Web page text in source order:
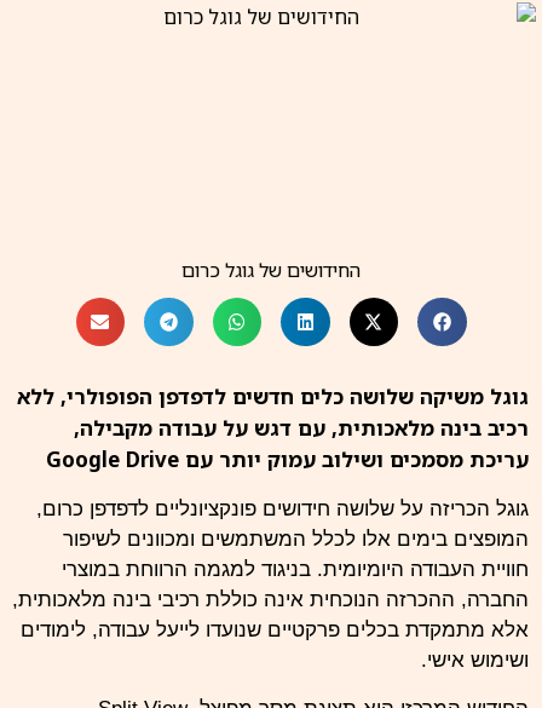
החידושים של גוגל כרום
גוגל משיקה שלושה כלים חדשים לדפדפן הפופולרי, ללא
רכיב בינה מלאכותית, עם דגש על עבודה מקבילה,
עריכת מסמכים ושילוב עמוק יותר עם Google Drive
גוגל הכריזה על שלושה חידושים פונקציונליים לדפדפן כרום,
המופצים בימים אלו לכלל המשתמשים ומכוונים לשיפור
חוויית העבודה היומיומית. בניגוד למגמה הרווחת במוצרי
החברה, ההכרזה הנוכחית אינה כוללת רכיבי בינה מלאכותית,
אלא מתמקדת בכלים פרקטיים שנועדו לייעל עבודה, לימודים
ושימוש אישי.